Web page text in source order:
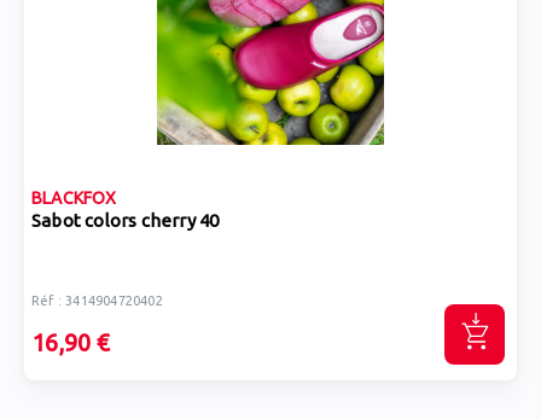
BLACKFOX
Sabot colors cherry 40
Réf : 3414904720402
16,90 €